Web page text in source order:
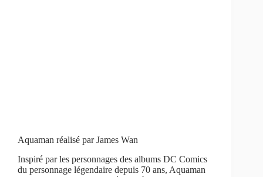
Aquaman réalisé par James Wan
Inspiré par les personnages des albums DC Comics
du personnage légendaire depuis 70 ans, Aquaman